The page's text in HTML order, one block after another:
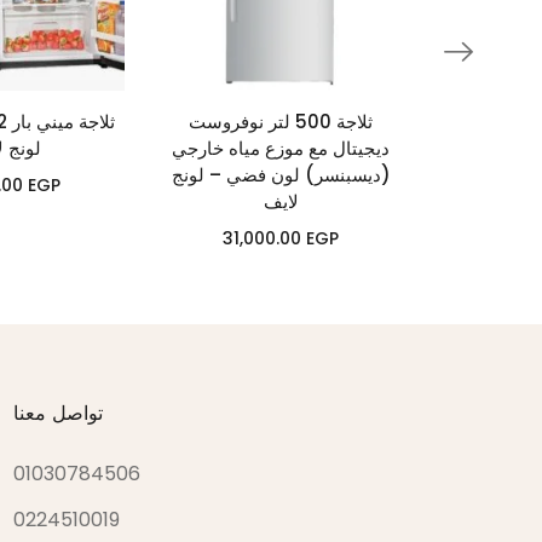
لونج
EGP
ثلاجة 500 لتر نوفروست
ديجيتال مع موزع مياه خارجي
(ديسبنسر) لون فضي – لونج
لايف
31,000.00 EGP
تواصل معنا
01030784506
0224510019